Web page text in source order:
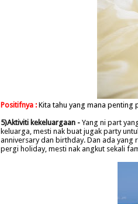
Positifnya : Kita tahu yang mana penting
5)Aktiviti kekeluargaan - Yang ni part
keluarga, mesti nak buat jugak party
anniversary dan birthday. Dan ada yang
pergi holiday, mesti nak angkut sekali